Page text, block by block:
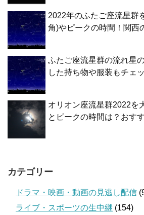
2022年のふたご座流星群
角)やピークの時間！関西
ふたご座流星群の流れ星
した持ち物や服装もチェッ
オリオン座流星群2022を
とピークの時間は？おす
カテゴリー
ドラマ・映画・動画の見逃し配信
ライブ・スポーツの生中継 (154)